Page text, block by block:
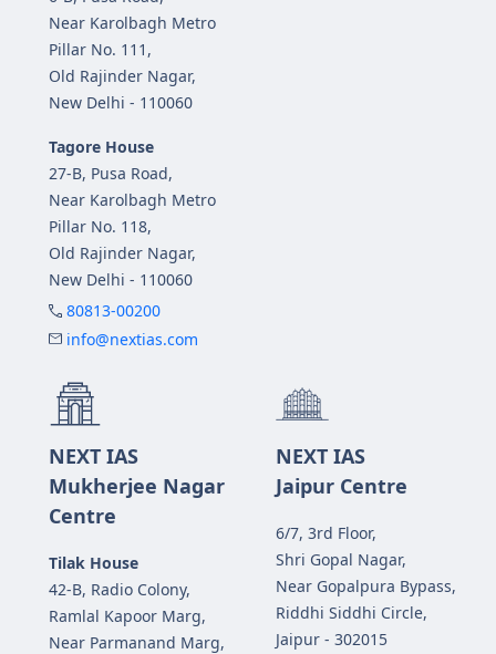
Near Karolbagh Metro
Pillar No. 111,
Old Rajinder Nagar,
New Delhi - 110060
Tagore House
27-B, Pusa Road,
Near Karolbagh Metro
Pillar No. 118,
Old Rajinder Nagar,
New Delhi - 110060
80813-00200
info@nextias.com
NEXT IAS
Mukherjee Nagar
Centre
Tilak House
42-B, Radio Colony,
Ramlal Kapoor Marg,
Near Parmanand Marg,
NEXT IAS
Jaipur Centre
6/7, 3rd Floor,
Shri Gopal Nagar,
Near Gopalpura Bypass,
Riddhi Siddhi Circle,
Jaipur - 302015